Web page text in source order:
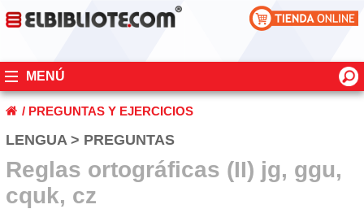
MENÚ
/ PREGUNTAS Y EJERCICIOS
LENGUA > PREGUNTAS
Reglas ortográficas (II) jg, ggu,
cquk, cz